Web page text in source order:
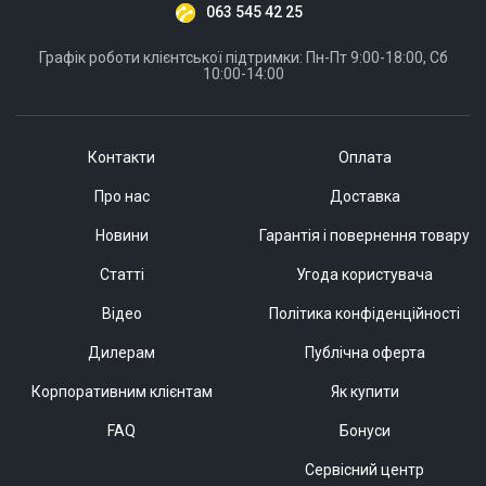
Контакти
Про нас
Новини
Статті
Відео
Дилерам
Корпоративним клієнтам
FAQ
Оплата
Доставка
Гарантія і повернення товару
Угода користувача
Політика конфіденційності
Публічна оферта
Як купити
Бонуси
Сервісний центр
063 545 42 25
Графік роботи клієнтської підтримки: Пн-Пт 9:00-18:00, Сб
10:00-14:00